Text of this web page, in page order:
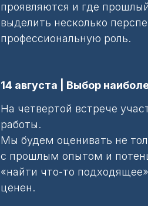
проявляются и где
выделить несколько
профессиональную роль.
14 августа | Выбор
На четвертой встрече
работы.
Мы будем оценивать не
с прошлым опытом и
«найти что-то
ценен.